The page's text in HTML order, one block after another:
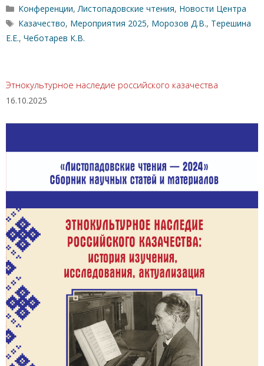
Рубрики
Конференции, Листопадовские чтения, Новости Центра
Метки
Казачество, Мероприятия 2025, Морозов Д.В., Терешина
Е.Е., Чеботарев К.В.
Этнокультурное наследие российского казачества
16.10.2025